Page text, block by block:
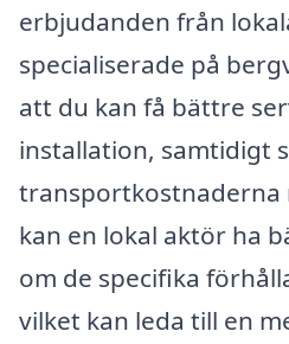
erbjudanden från
specialiserade på
att du kan få bättre
installation, samtidigt
transportkostnaderna
kan en lokal aktör ha
om de specifika
vilket kan leda till en